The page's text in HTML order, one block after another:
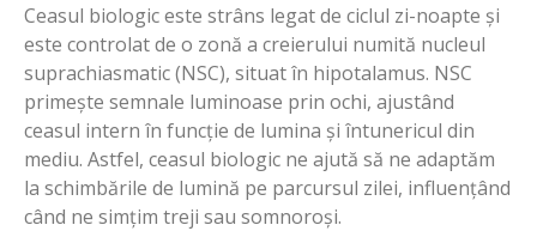
Ceasul biologic este strâns legat de ciclul zi-noapte și
este controlat de o zonă a creierului numită nucleul
suprachiasmatic (NSC), situat în hipotalamus. NSC
primește semnale luminoase prin ochi, ajustând
ceasul intern în funcție de lumina și întunericul din
mediu. Astfel, ceasul biologic ne ajută să ne adaptăm
la schimbările de lumină pe parcursul zilei, influențând
când ne simțim treji sau somnoroși.